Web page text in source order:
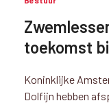
toekomst
Koninklijke
Dolfijn hebben